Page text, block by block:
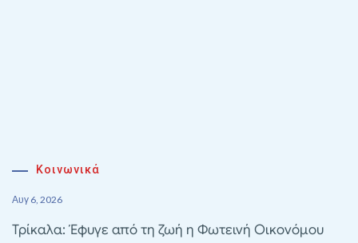
Κοινωνικά
Αυγ 6, 2026
Τρίκαλα: Έφυγε από τη ζωή η Φωτεινή Οικονόμου